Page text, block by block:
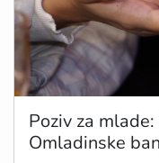
Poziv za
Omladinske